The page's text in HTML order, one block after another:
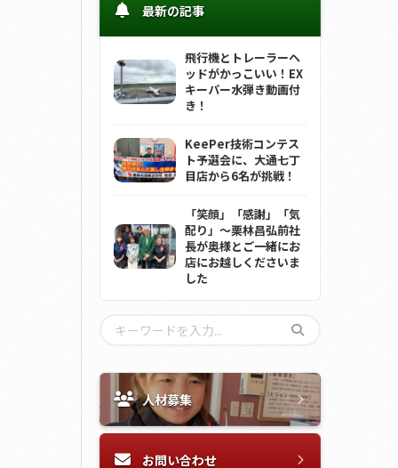
最新の記事
飛行機とトレーラーヘ
ッドがかっこいい！EX
キーパー水弾き動画付
き！
KeePer技術コンテス
ト予選会に、大通七丁
目店から6名が挑戦！
「笑顔」「感謝」「気
配り」～栗林昌弘前社
長が奥様とご一緒にお
店にお越しくださいま
した
人材募集
お問い合わせ